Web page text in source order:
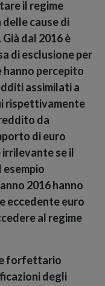
il regime
cause di
. Già dal 2016 è
di esclusione per
hanno percepito
assimilati a
rispettivamente
da
di euro
irrilevante se il
2016 hanno
eccedente euro
al regime
forfettario
degli